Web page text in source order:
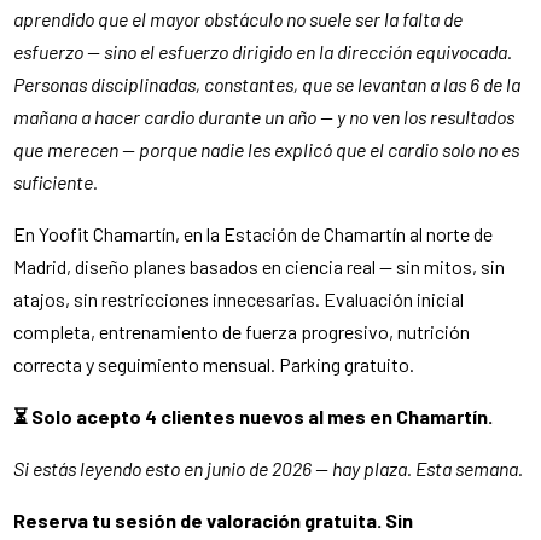
aprendido que el mayor obstáculo no suele ser la falta de
esfuerzo — sino el esfuerzo dirigido en la dirección equivocada.
Personas disciplinadas, constantes, que se levantan a las 6 de la
mañana a hacer cardio durante un año — y no ven los resultados
que merecen — porque nadie les explicó que el cardio solo no es
suficiente.
En Yoofit Chamartín, en la Estación de Chamartín al norte de
Madrid, diseño planes basados en ciencia real — sin mitos, sin
atajos, sin restricciones innecesarias. Evaluación inicial
completa, entrenamiento de fuerza progresivo, nutrición
correcta y seguimiento mensual. Parking gratuito.
⏳ Solo acepto 4 clientes nuevos al mes en Chamartín.
Si estás leyendo esto en junio de 2026 — hay plaza. Esta semana.
Reserva tu sesión de valoración gratuita. Sin